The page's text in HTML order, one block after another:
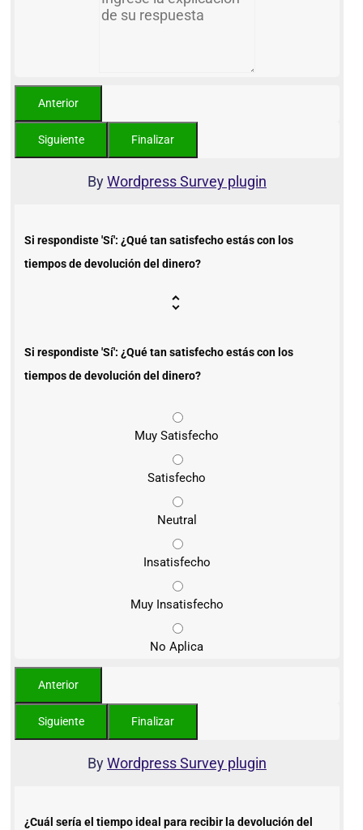
ByWordpress Survey plugin
Si respondiste 'Sí': ¿Qué tan satisfecho estás con los
tiempos de devolución del dinero?
Si respondiste 'Sí': ¿Qué tan satisfecho estás con los
tiempos de devolución del dinero?
Muy Satisfecho
Satisfecho
Neutral
Insatisfecho
Muy Insatisfecho
No Aplica
ByWordpress Survey plugin
¿Cuál sería el tiempo ideal para recibir la devolución del